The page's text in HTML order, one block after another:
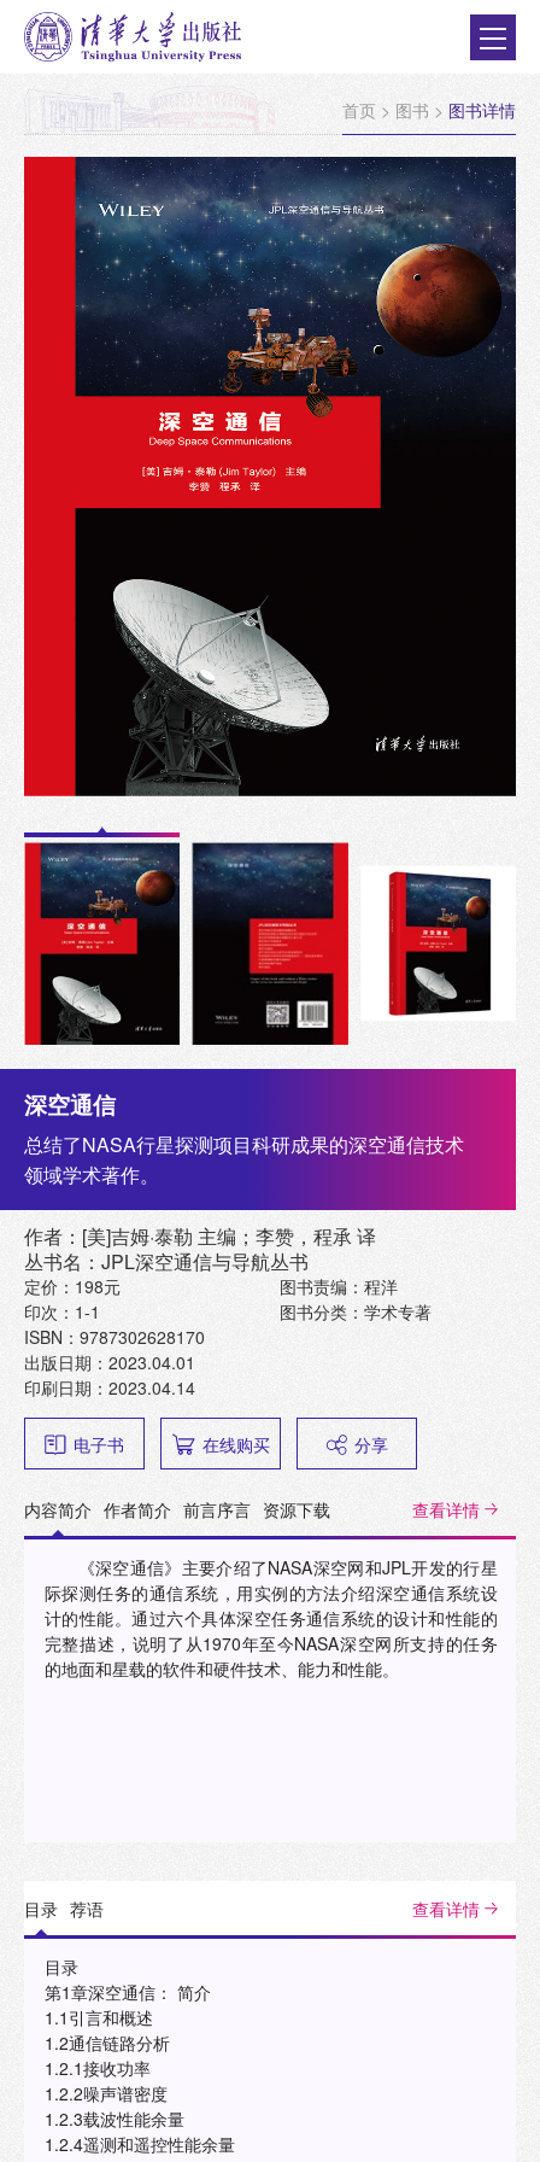
首页 > 图书 > 图书详情
深空通信
总结了NASA行星探测项目科研成果的深空通信技术
领域学术著作。
作者：[美]吉姆·泰勒 主编；李赞，程承 译
丛书名：JPL深空通信与导航丛书
定价：198元
印次：1-1
ISBN：9787302628170
出版日期：2023.04.01
印刷日期：2023.04.14
图书责编：程洋
图书分类：学术专著
电子书 在线购买 分享
内容简介 作者简介 前言序言 资源下载 查看详情
《深空通信》主要介绍了NASA深空网和JPL开发的行星
际探测任务的通信系统，用实例的方法介绍深空通信系统设
计的性能。通过六个具体深空任务通信系统的设计和性能的
完整描述，说明了从1970年至今NASA深空网所支持的任务
的地面和星载的软件和硬件技术、能力和性能。
目录 荐语 查看详情
目录
第1章深空通信： 简介
1.1引言和概述
1.2通信链路分析
1.2.1接收功率
1.2.2噪声谱密度
1.2.3载波性能余量
1.2.4遥测和遥控性能余量